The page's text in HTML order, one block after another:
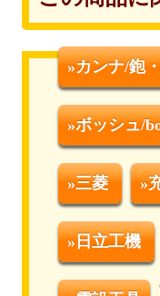
»カンナ/鉋
»ボッシュ/
»三菱 »
»日立工機